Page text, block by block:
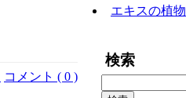
コメント ( 0 )
エキスの植物
検索